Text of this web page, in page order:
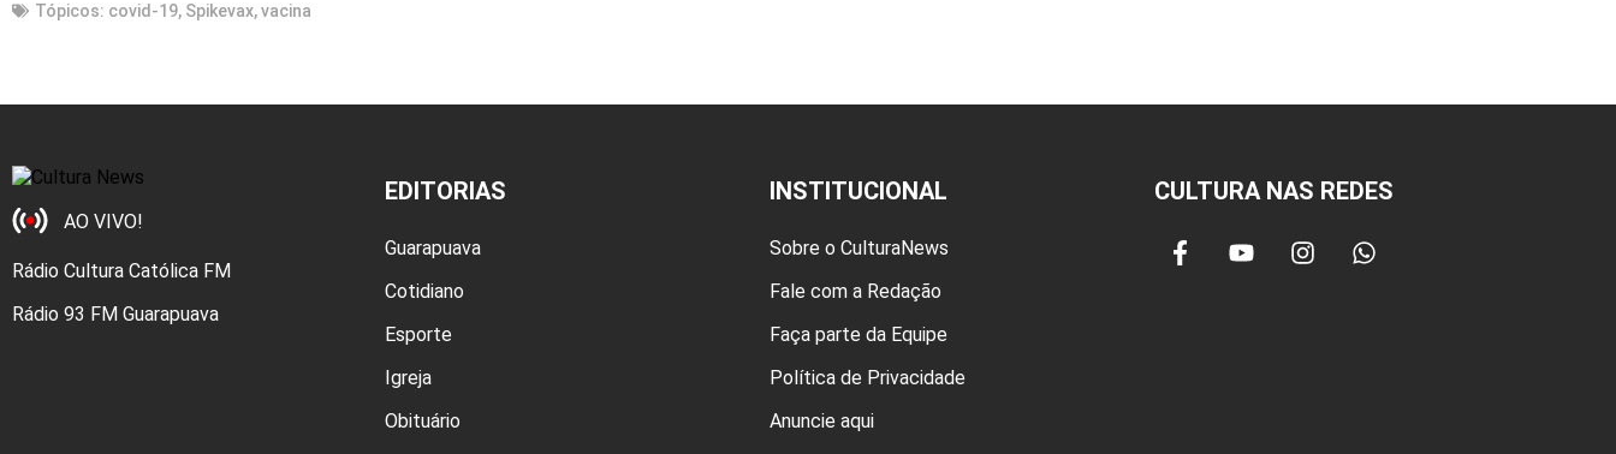
Tópicos: covid-19, Spikevax,vacina
AO VIVO!
Rádio Cultura Católica FM
Rádio 93 FM Guarapuava
EDITORIAS
Guarapuava
Cotidiano
Esporte
Igreja
Obituário
INSTITUCIONAL
Sobre o CulturaNews
Fale com a Redação
Faça parte da Equipe
Política de Privacidade
Anuncie aqui
CULTURA NAS REDES